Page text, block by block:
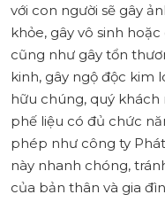
với con người sẽ gây
khỏe, gây vô sinh
cũng như gây tổn
kinh, gây ngộ độc kim
hữu chúng, quý
phế liệu có đủ chức
phép như công ty
này nhanh chóng,
của bản thân và gia